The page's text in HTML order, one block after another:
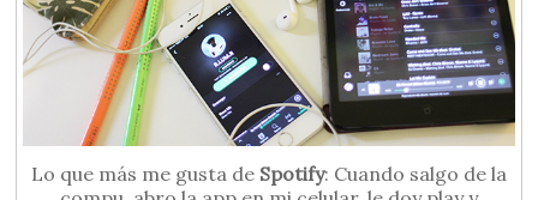
Lo que más me gusta de Spotify: Cuando salgo de la